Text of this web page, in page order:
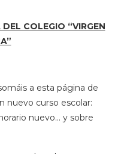
COLEGIO “VIRGEN
a esta página de
nuevo curso escolar:
nuevo… y sobre